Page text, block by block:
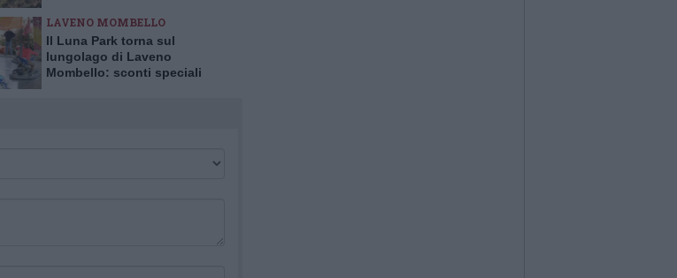
LAVENO MOMBELLO
Il Luna Park torna sul
lungolago di Laveno
Mombello: sconti speciali